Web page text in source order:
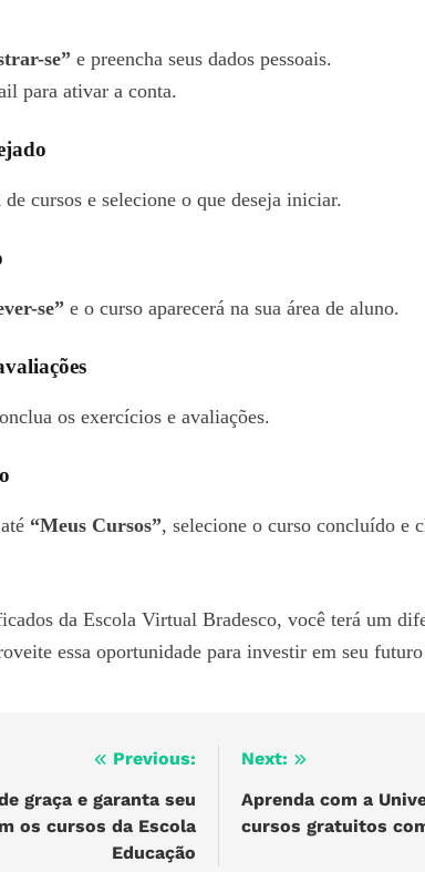
se” e preencha seus dados pessoais.
para ativar a conta.
cursos e selecione o que deseja iniciar.
se” e o curso aparecerá na sua área de aluno.
os exercícios e avaliações.
“Meus Cursos”, selecione o curso concluído e
da Escola Virtual Bradesco, você terá um
essa oportunidade para investir em seu
Previous:
graça e garanta seu
os cursos da Escola
Educação
Next:
Aprenda com a
cursos gratuitos